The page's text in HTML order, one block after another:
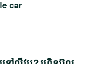
car